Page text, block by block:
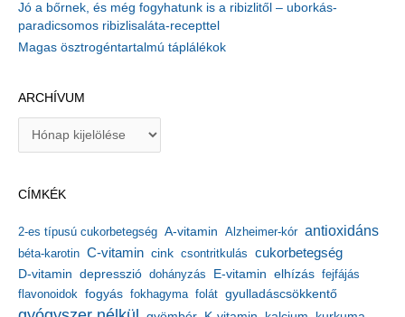
Jó a bőrnek, és még fogyhatunk is a ribizlitől – uborkás-
paradicsomos ribizlisaláta-recepttel
Magas ösztrogéntartalmú táplálékok
ARCHÍVUM
í
u
m
CÍMKÉK
2-es típusú cukorbetegség A-vitamin Alzheimer-kór antioxidáns
béta-karotin C-vitamin cink csontritkulás cukorbetegség
D-vitamin depresszió dohányzás E-vitamin elhízás fejfájás
flavonoidok fogyás fokhagyma folát gyulladáscsökkentő